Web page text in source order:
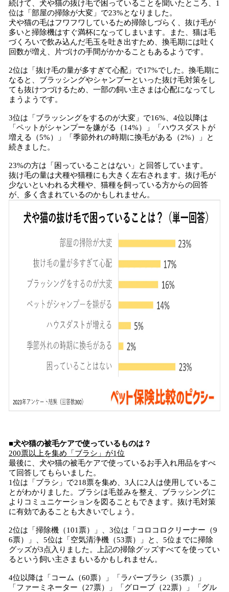
続けて、犬や猫の抜け毛で困っていることを聞いたところ、1
位は「部屋の掃除が大変」で23%となりました。
犬や猫の毛はフワフワしているため掃除しづらく、抜け毛が
多いと掃除機はすぐ満杯になってしまいます。また、猫は毛
づくろいで飲み込んだ毛玉を吐き出すため、換毛期には吐く
回数が増え、片づけの手間がかかることもあるようです。
2位は「抜け毛の量が多すぎて心配」で17%でした。換毛期に
なると、ブラッシングやシャンプーといった抜け毛対策をし
ても抜けつづけるため、一部の飼い主さまは心配になってし
まうようです。
3位は「ブラッシングをするのが大変」で16%、4位以降は
「ペットがシャンプーを嫌がる（14%）」「ハウスダストが
増える（5%）」「季節外れの時期に換毛がある（2%）」と
続きました。
23%の方は「困っていることはない」と回答しています。
抜け毛の量は犬種や猫種にも大きく左右されます。抜け毛が
少ないといわれる犬種や、猫種を飼っている方からの回答
が、多く含まれているのかもしれません。
■犬や猫の被毛ケアで使っているものは？
200票以上を集め「ブラシ」が1位
最後に、犬や猫の被毛ケアで使っているお手入れ用品をすべ
て回答してもらいました。
1位は「ブラシ」で218票を集め、3人に2人は使用しているこ
とがわかりました。ブラシは毛並みを整え、ブラッシングに
よりコミュニケーションを図ることもできます。抜け毛対策
に有効であることも大きいでしょう。
2位は「掃除機（101票）」、3位は「コロコロクリーナー（9
6票）」、5位は「空気清浄機（53票）」と、5位までに掃除
グッズが3点入りました。上記の掃除グッズすべてを使ってい
るという飼い主さまもいるかもしれません。
4位以降は「コーム（60票）」「ラバーブラシ（35票）」
「ファーミネーター（27票）」「グローブ（22票）」「グル